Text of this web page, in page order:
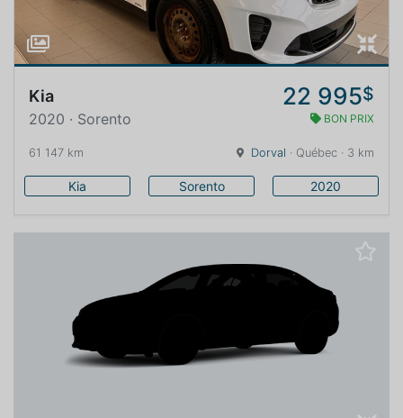
Kia 22 995$
2020 · Sorento BON PRIX
61 147 km Dorval · Québec · 3 km
Kia Sorento 2020